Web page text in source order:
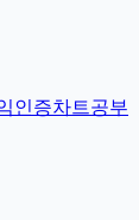
인증차트공부